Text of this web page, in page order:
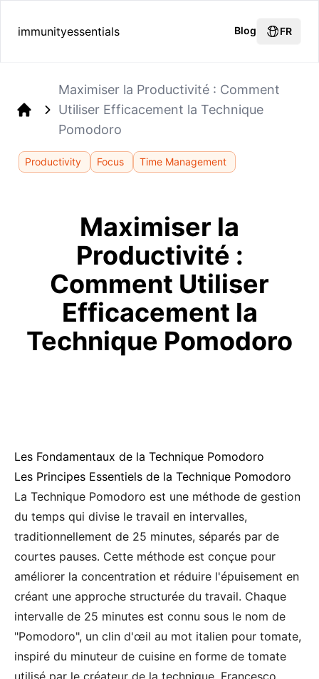
immunityessentials Blog FR
Maximiser la Productivité : Comment
Utiliser Efficacement la Technique
Pomodoro
Productivity Focus Time Management
Maximiser la
Productivité :
Comment Utiliser
Efficacement la
Technique Pomodoro
Les Fondamentaux de la Technique Pomodoro
Les Principes Essentiels de la Technique Pomodoro
La Technique Pomodoro est une méthode de gestion
du temps qui divise le travail en intervalles,
traditionnellement de 25 minutes, séparés par de
courtes pauses. Cette méthode est conçue pour
améliorer la concentration et réduire l'épuisement en
créant une approche structurée du travail. Chaque
intervalle de 25 minutes est connu sous le nom de
"Pomodoro", un clin d'œil au mot italien pour tomate,
inspiré du minuteur de cuisine en forme de tomate
utilisé par le créateur de la technique, Francesco